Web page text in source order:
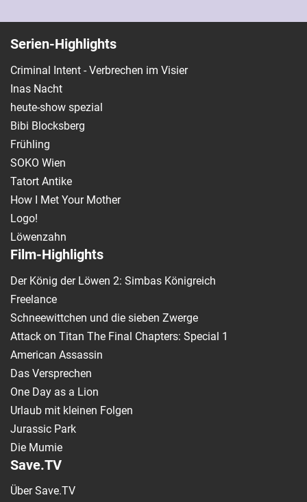
Serien-Highlights
Criminal Intent - Verbrechen im Visier
Inas Nacht
heute-show spezial
Bibi Blocksberg
Frühling
SOKO Wien
Tatort Antike
How I Met Your Mother
Logo!
Löwenzahn
Film-Highlights
Der König der Löwen 2: Simbas Königreich
Freelance
Schneewittchen und die sieben Zwerge
Attack on Titan The Final Chapters: Special 1
American Assassin
Das Versprechen
One Day as a Lion
Urlaub mit kleinen Folgen
Jurassic Park
Die Mumie
Save.TV
Über Save.TV